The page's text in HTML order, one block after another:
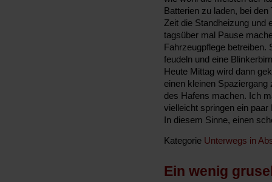
Batterien zu laden, bei
Zeit die Standheizung und
tagsüber mal Pause
Fahrzeugpflege betreiben.
feudeln und eine
Heute Mittag wird dann
einen kleinen
des Hafens machen. Ich
vielleicht springen ein
In diesem Sinne, einen
Kategorie Unterwegs in
Ein wenig